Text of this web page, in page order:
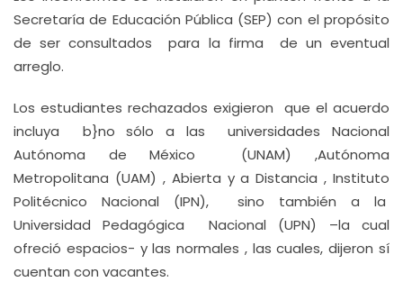
Secretaría de Educación Pública (SEP) con el propósito
de ser consultados para la firma de un eventual
arreglo.
Los estudiantes rechazados exigieron que el acuerdo
incluya b}no sólo a las universidades Nacional
Autónoma de México (UNAM) ,Autónoma
Metropolitana (UAM) , Abierta y a Distancia , Instituto
Politécnico Nacional (IPN), sino también a la
Universidad Pedagógica Nacional (UPN) –la cual
ofreció espacios- y las normales , las cuales, dijeron sí
cuentan con vacantes.